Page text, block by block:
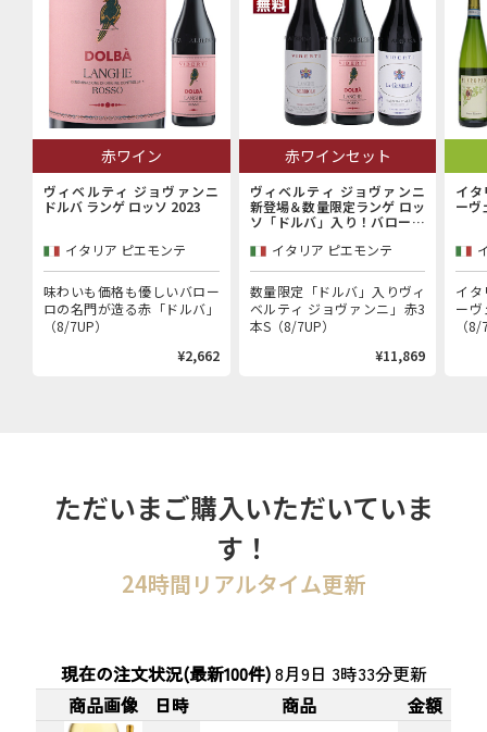
赤ワイン
ヴィベルティ ジョヴァンニ
ドルバ ランゲ ロッソ 2023
イタリア ピエモンテ
味わいも価格も優しいバロー
ロの名門が造る赤「ドルバ」
（8/7UP）
¥2,662
赤ワインセット
ヴィベルティ ジョヴァンニ
新登場＆数量限定ランゲ ロッ
ソ「ドルバ」入り！バローロ
産者「ヴィベルティ ジョヴァ
ンニ」赤3本セット
イタリア ピエモンテ
数量限定「ドルバ」入りヴィ
ベルティ ジョヴァンニ」赤3
本S（8/7UP）
¥11,869
イタ
ーヴ
イタ
ー
（
ただいまご購入いただいていま
す！
24時間リアルタイム更新